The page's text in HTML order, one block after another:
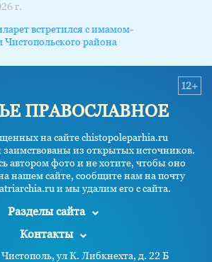
г.
встретился с имамом-
Чистопольского района
ПРАВОСЛАВНОЕ
на сайте chistopoleparhia.ru
из открытых источников.
автором фото и не хотите, чтобы оно
нашем сайте, сообщите нам на почту
и мы удалим его с сайта.
12+
Разделы сайта
Контакты
ул К. Либкнехта, д. 22 Б